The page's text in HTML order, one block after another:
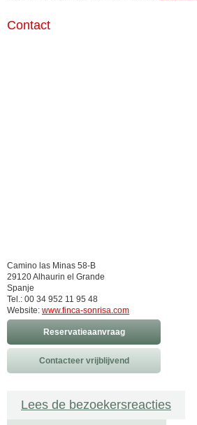
Contact
Camino las Minas 58-B
29120 Alhaurin el Grande
Spanje
Tel.: 00 34 952 11 95 48
Website: www.finca-sonrisa.com
Reservatieaanvraag
Contacteer vrijblijvend
Lees de bezoekersreacties